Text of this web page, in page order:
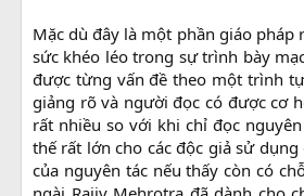
Mặc dù đây là một phần giáo
sức khéo léo trong sự trình bày
được từng vấn đề theo một trình
giảng rõ và người đọc có được cơ
rất nhiều so với khi chỉ đọc
thế rất lớn cho các độc giả sử
của nguyên tác nếu thấy còn có